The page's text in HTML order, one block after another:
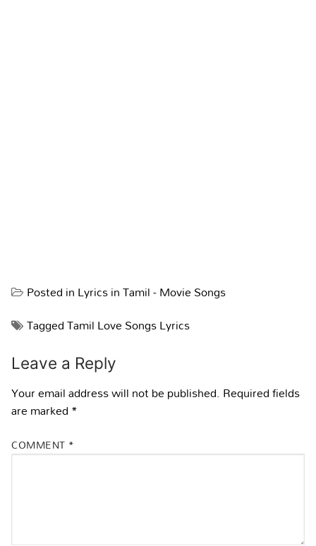
Posted inLyrics in Tamil - Movie Songs
TaggedTamil Love Songs Lyrics
Leave a Reply
Your email address will not be published. Required fields
are marked*
COMMENT *